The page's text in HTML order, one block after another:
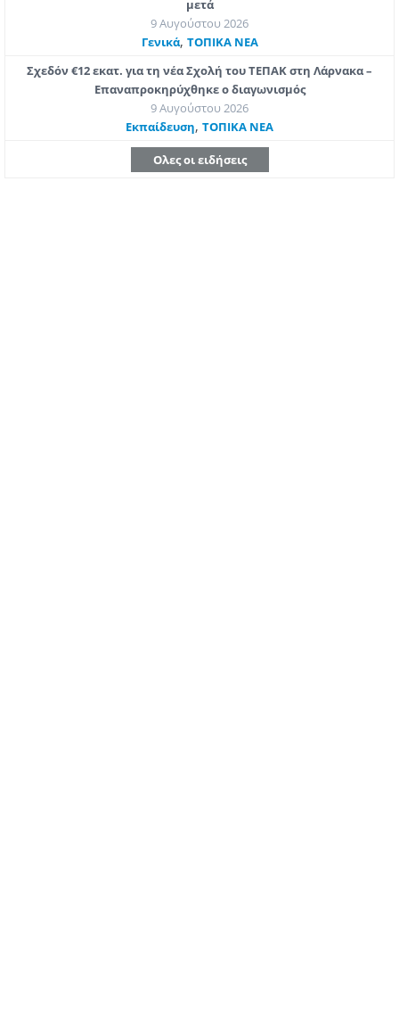
μετά
9 Αυγούστου 2026
Γενικά, ΤΟΠΙΚΑ ΝΕΑ
Σχεδόν €12 εκατ. για τη νέα Σχολή του ΤΕΠΑΚ στη Λάρνακα –
Επαναπροκηρύχθηκε ο διαγωνισμός
9 Αυγούστου 2026
Εκπαίδευση, ΤΟΠΙΚΑ ΝΕΑ
Ολες οι ειδήσεις